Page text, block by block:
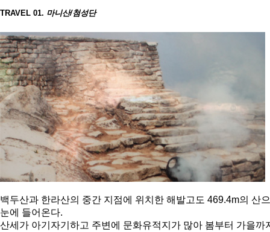
TRAVEL 01. 마니산/첨성단
백두산과 한라산의 중간 지점에 위치한 해발고도 469.4m의 산
눈에 들어온다.
산세가 아기자기하고 주변에 문화유적지가 많아 봄부터 가을